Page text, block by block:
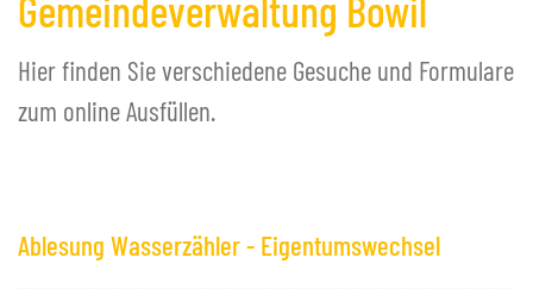
Reglemente & Verordnungen
Onlineschalter
Spartageskarten Gemeinde
SCHULE BOWIL
Hier finden Sie verschiedene Gesuche und Formulare
zum online Ausfüllen.
Ablesung Wasserzähler - Eigentumswechsel